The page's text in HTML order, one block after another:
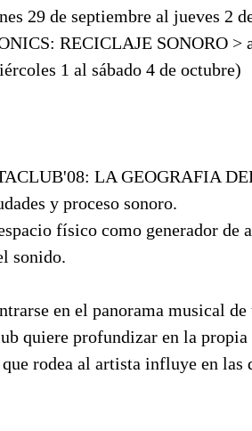
29 de septiembre al jueves 2
RECICLAJE SONORO >
1 al sábado 4 de octubre)
LA GEOGRAFIA
y proceso sonoro.
físico como generador de
sonido.
en el panorama musical
quiere profundizar en la
rodea al artista influye en